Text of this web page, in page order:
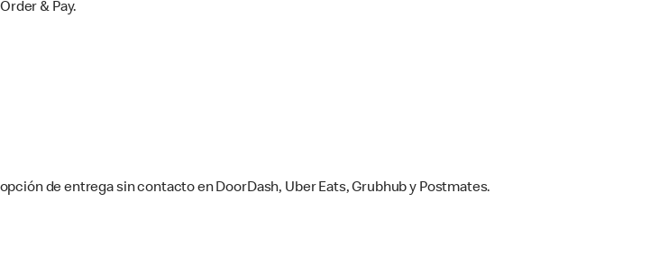
& Pay.
de entrega sin contacto en DoorDash, Uber Eats, Grubhub y Postmates.